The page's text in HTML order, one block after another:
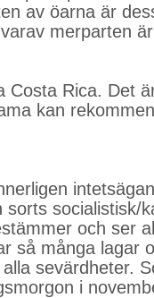
av öarna är
merparten
Costa Rica. Det
kan
sorts socialistisk/
och ser
så många lagar
sevärdheter.
i